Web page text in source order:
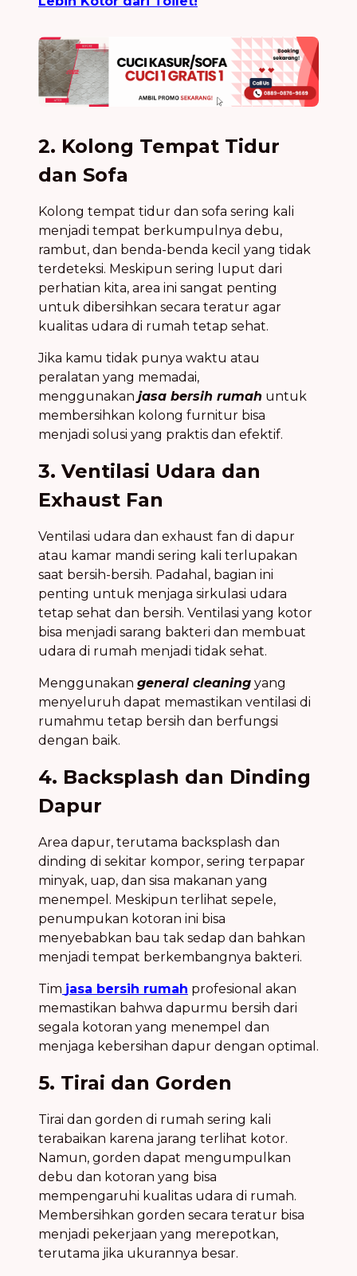
2. Kolong Tempat Tidur
dan Sofa
Kolong tempat tidur dan sofa sering kali
menjadi tempat berkumpulnya debu,
rambut, dan benda-benda kecil yang tidak
terdeteksi. Meskipun sering luput dari
perhatian kita, area ini sangat penting
untuk dibersihkan secara teratur agar
kualitas udara di rumah tetap sehat.
Jika kamu tidak punya waktu atau
peralatan yang memadai,
menggunakan jasa bersih rumah untuk
membersihkan kolong furnitur bisa
menjadi solusi yang praktis dan efektif.
3. Ventilasi Udara dan
Exhaust Fan
Ventilasi udara dan exhaust fan di dapur
atau kamar mandi sering kali terlupakan
saat bersih-bersih. Padahal, bagian ini
penting untuk menjaga sirkulasi udara
tetap sehat dan bersih. Ventilasi yang kotor
bisa menjadi sarang bakteri dan membuat
udara di rumah menjadi tidak sehat.
Menggunakan general cleaning yang
menyeluruh dapat memastikan ventilasi di
rumahmu tetap bersih dan berfungsi
dengan baik.
4. Backsplash dan Dinding
Dapur
Area dapur, terutama backsplash dan
dinding di sekitar kompor, sering terpapar
minyak, uap, dan sisa makanan yang
menempel. Meskipun terlihat sepele,
penumpukan kotoran ini bisa
menyebabkan bau tak sedap dan bahkan
menjadi tempat berkembangnya bakteri.
Tim jasa bersih rumah profesional akan
memastikan bahwa dapurmu bersih dari
segala kotoran yang menempel dan
menjaga kebersihan dapur dengan optimal.
5. Tirai dan Gorden
Tirai dan gorden di rumah sering kali
terabaikan karena jarang terlihat kotor.
Namun, gorden dapat mengumpulkan
debu dan kotoran yang bisa
mempengaruhi kualitas udara di rumah.
Membersihkan gorden secara teratur bisa
menjadi pekerjaan yang merepotkan,
terutama jika ukurannya besar.